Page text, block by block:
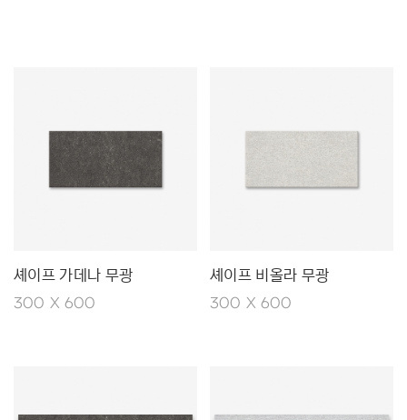
셰이프 가데나 무광
300 X 600
셰이프 비올라 무광
300 X 600